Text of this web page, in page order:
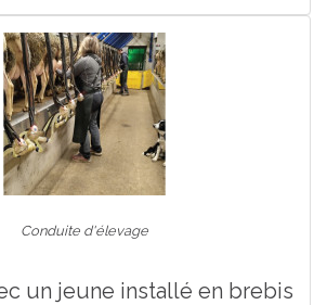
Conduite d'élevage
un jeune installé en brebis